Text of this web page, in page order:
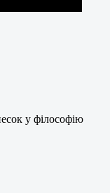
у філософію